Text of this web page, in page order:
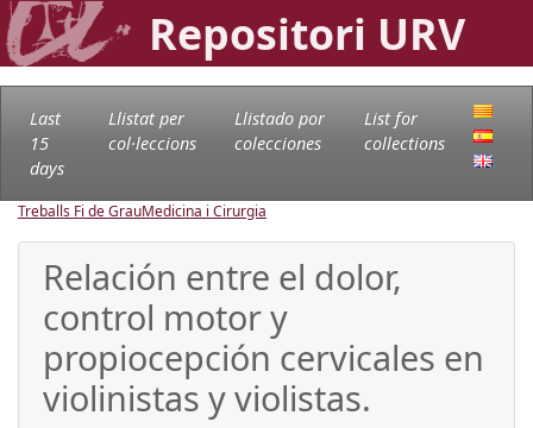
Repositori URV
Last
15
days
Llistat per
col·leccions
Llistado por
colecciones
List for
collections
Treballs Fi de GrauMedicina i Cirurgia
Relación entre el dolor,
control motor y
propiocepción cervicales en
violinistas y violistas.